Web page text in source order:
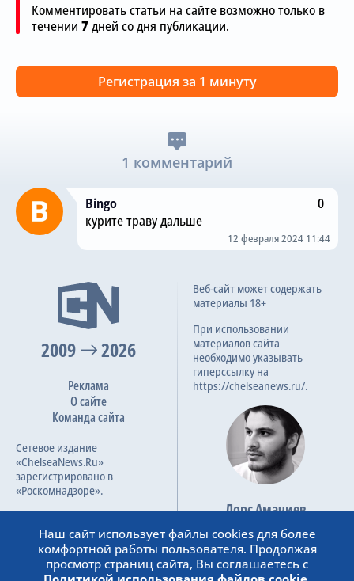
Комментировать статьи на сайте возможно только в
течении 7дней со дня публикации.
Регистрация за 1 минуту
1 комментарий
Bingo
0
курите траву дальше
12 февраля 2024 11:44
2009 2026
Реклама
О сайте
Команда сайта
Сетевое издание
«ChelseaNews.Ru»
зарегистрировано в
«Роскомнадзоре».
ФС 77 – 87138.
Веб-сайт может содержать
материалы 18+
При использовании
материалов сайта
необходимо указывать
гиперссылку на
https://chelseanews.ru/.
Лорс Амачиев
Основатель сайта
admin@chelseanews.ru
https://www.linkedin.com/
Наш сайт использует файлы cookies для более
комфортной работы пользователя. Продолжая
просмотр страниц сайта, Вы соглашаетесь с